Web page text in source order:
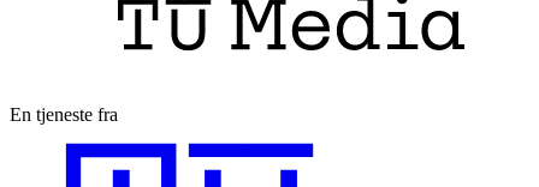
En tjeneste fra